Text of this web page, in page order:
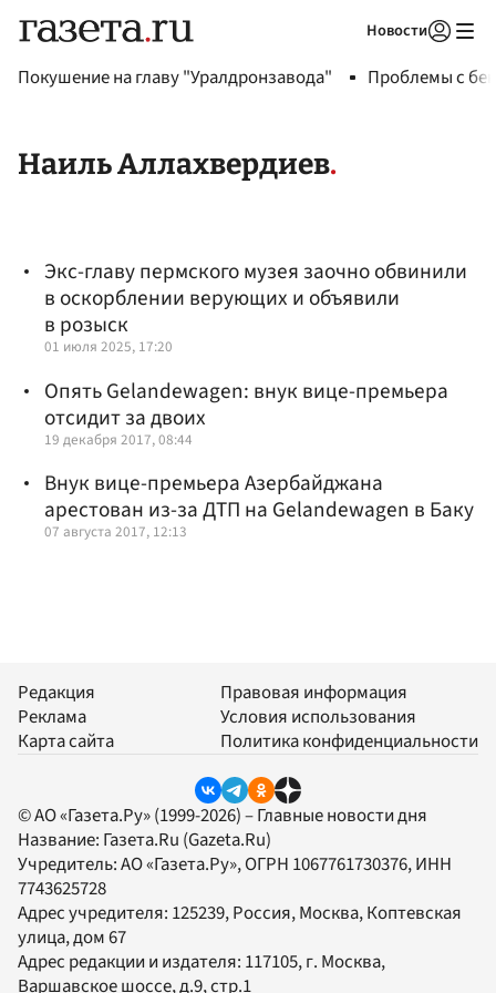
Новости
Покушение на главу "Уралдронзавода" Проблемы с
Наиль Аллахвердиев
Экс-главу пермского музея заочно обвинили
в оскорблении верующих и объявили
в розыск
01 июля 2025, 17:20
Опять Gelandewagen: внук вице-премьера
отсидит за двоих
19 декабря 2017, 08:44
Внук вице-премьера Азербайджана
арестован из-за ДТП на Gelandewagen в Баку
07 августа 2017, 12:13
Редакция
Реклама
Карта сайта
Правовая информация
Условия использования
Политика конфиденциальности
© АО «Газета.Ру» (1999-2026) – Главные новости дня
Название: Газета.Ru (Gazeta.Ru)
Учредитель:АО «Газета.Ру», ОГРН 1067761730376, ИНН
7743625728
Адрес учредителя: 125239, Россия, Москва, Коптевская
улица, дом 67
Адрес редакции и издателя: 117105, г. Москва,
Варшавское шоссе, д.9, стр.1